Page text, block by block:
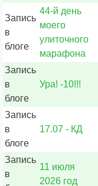
Запись
в
блоге
44-й день
моего
улиточного
марафона
Запись
в
блоге
Ура! -10!!!
Запись
в
блоге
17.07 - КД
Запись
в
11 июля
2026 год